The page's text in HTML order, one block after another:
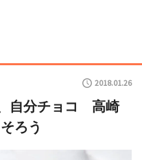
2018.01.26
自分チョコ 高崎
ろう